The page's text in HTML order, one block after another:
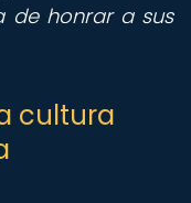
de honrar a sus
cultura